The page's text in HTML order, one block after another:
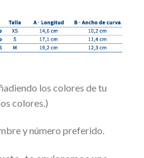
los colores de tu
colores.)
y número preferido.